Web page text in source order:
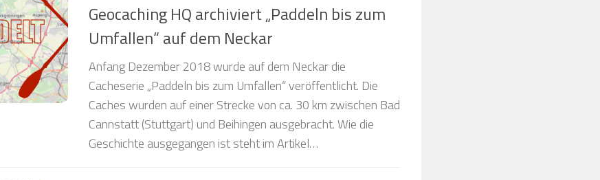
Geocaching HQ archiviert „Paddeln bis zum
Umfallen“ auf dem Neckar
Anfang Dezember 2018 wurde auf dem Neckar die
Cacheserie „Paddeln bis zum Umfallen“ veröffentlicht. Die
Caches wurden auf einer Strecke von ca. 30 km zwischen Bad
Cannstatt (Stuttgart) und Beihingen ausgebracht. Wie die
Geschichte ausgegangen ist steht im Artikel…